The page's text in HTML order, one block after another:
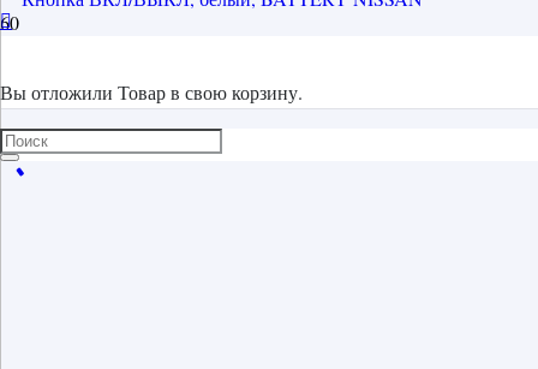
Вы отложили Товарв свою корзину.